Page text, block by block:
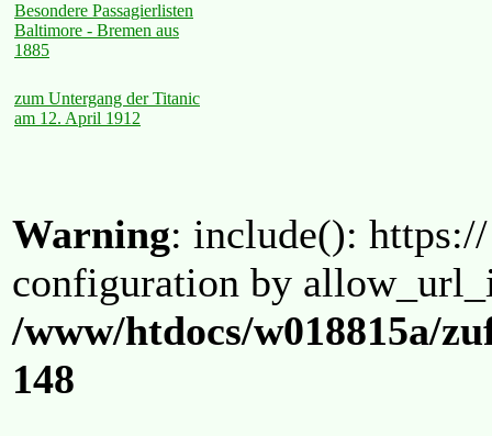
Besondere Passagierlisten
Baltimore - Bremen aus
1885
zum Untergang der Titanic
am 12. April 1912
Warning: include():
configuration by
/www/htdocs/w018815a/
148